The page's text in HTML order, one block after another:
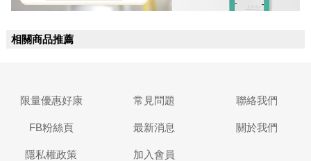
相關商品推薦
限量優惠好康 常見問題 聯絡我們
FB粉絲頁 最新消息 關於我們
隱私權政策 加入會員